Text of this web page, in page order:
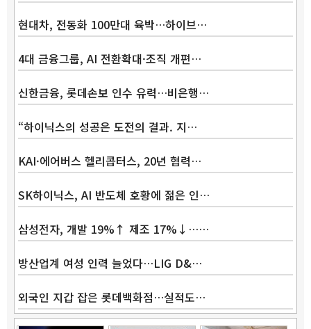
현대차, 전동화 100만대 육박…하이브…
4대 금융그룹, AI 전환확대·조직 개편…
신한금융, 롯데손보 인수 유력…비은행…
“하이닉스의 성공은 도전의 결과. 지…
KAI·에어버스 헬리콥터스, 20년 협력…
SK하이닉스, AI 반도체 호황에 젊은 인…
삼성전자, 개발 19%↑ 제조 17%↓……
방산업계 여성 인력 늘었다…LIG D&…
외국인 지갑 잡은 롯데백화점…실적도…